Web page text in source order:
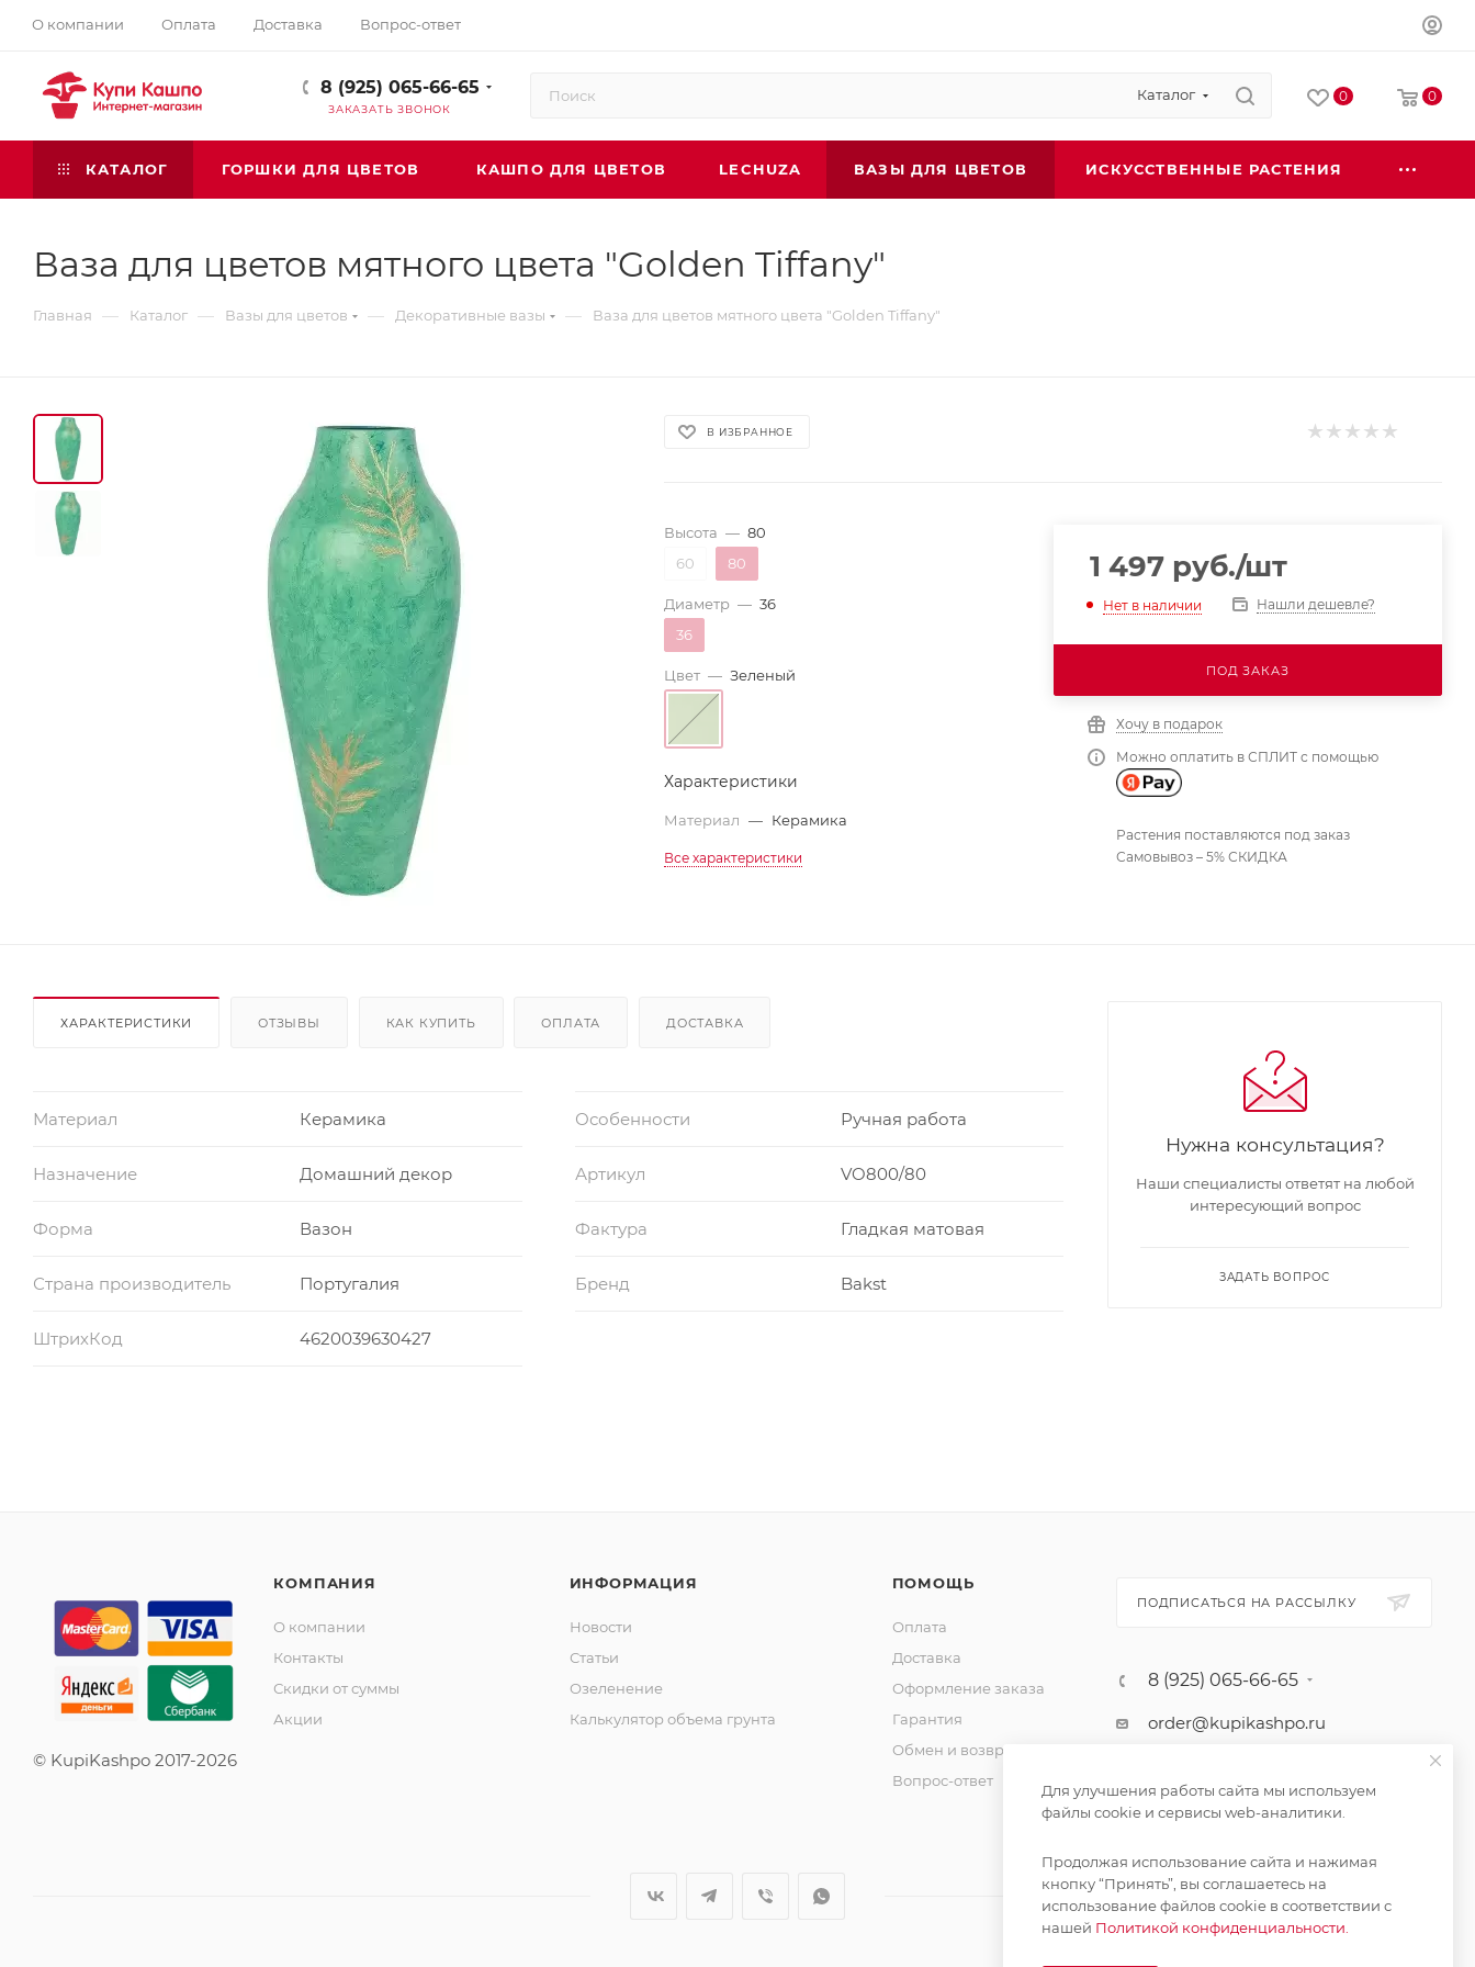
О компании Оплата Доставка Вопрос-ответ
8 (925) 065-66-65
ЗАКАЗАТЬ ЗВОНОК
Каталог 0 0
КАТАЛОГ ГОРШКИ ДЛЯ ЦВЕТОВ КАШПО ДЛЯ ЦВЕТОВ LECHUZA ВАЗЫ ДЛЯ ЦВЕТОВ ИСКУССТВЕННЫЕ РАСТЕНИЯ
Ваза для цветов мятного цвета "Golden Tiffany"
Главная — Каталог — Вазы для цветов — Декоративные вазы — Ваза для цветов мятного цвета "Golden Tiffany"
В ИЗБРАННОЕ
Высота — 80
60
80
Диаметр — 36
36
Цвет — Зеленый
Характеристики
Материал — Керамика
Все характеристики
1 497руб./шт
Нет в наличии Нашли дешевле?
ПОД ЗАКАЗ
Хочу в подарок
Можно оплатить в СПЛИТ с помощью
Растения поставляются под заказ
Самовывоз – 5% СКИДКА
ХАРАКТЕРИСТИКИ ОТЗЫВЫ КАК КУПИТЬ ОПЛАТА ДОСТАВКА
Материал Керамика Особенности Ручная работа
Назначение Домашний декор Артикул VO800/80
Форма Вазон Фактура Гладкая матовая
Страна производитель Португалия Бренд Bakst
ШтрихКод 4620039630427
Нужна консультация?
Наши специалисты ответят на любой
интересующий вопрос
ЗАДАТЬ ВОПРОС
© KupiKashpo 2017-2026
КОМПАНИЯ
О компании
Контакты
Скидки от суммы
Акции
ИНФОРМАЦИЯ
Новости
Статьи
Озеленение
Калькулятор объема грунта
ПОМОЩЬ
Оплата
Доставка
Оформление заказа
Гарантия
Обмен и возврат
Вопрос-ответ
ПОДПИСАТЬСЯ НА РАССЫЛКУ
8 (925) 065-66-65
order@kupikashpo.ru
Для улучшения работы сайта мы используем
файлы cookie и сервисы web-аналитики.
Продолжая использование сайта и нажимая
кнопку “Принять”, вы соглашаетесь на
использование файлов cookie в соответствии с
нашей Политикой конфиденциальности.